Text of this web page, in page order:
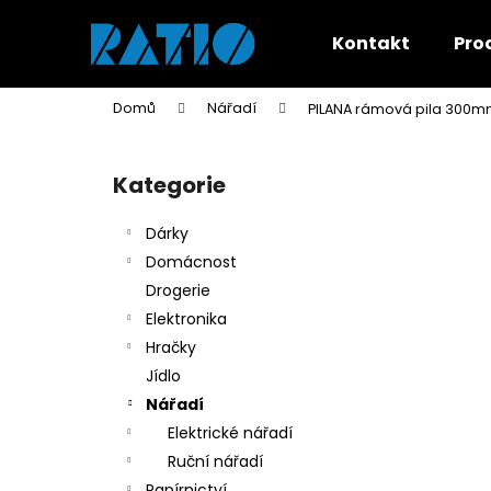
Kontakt
Domů Nářadí PILANA rámová pila
Přeskočit
kategorie
Kategorie
Dárky
Domácnost
Drogerie
Elektronika
Hračky
Jídlo
Nářadí
Elektrické nářadí
Ruční nářadí
í
Zpět
do
obchodu
Zpět
do
obchodu